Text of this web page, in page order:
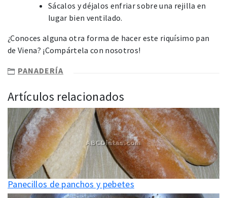
Sácalos y déjalos enfriar sobre una rejilla en
lugar bien ventilado.
¿Conoces alguna otra forma de hacer este riquísimo pan
de Viena? ¡Compártela con nosotros!
PANADERÍA
Artículos relacionados
Panecillos de panchos y pebetes